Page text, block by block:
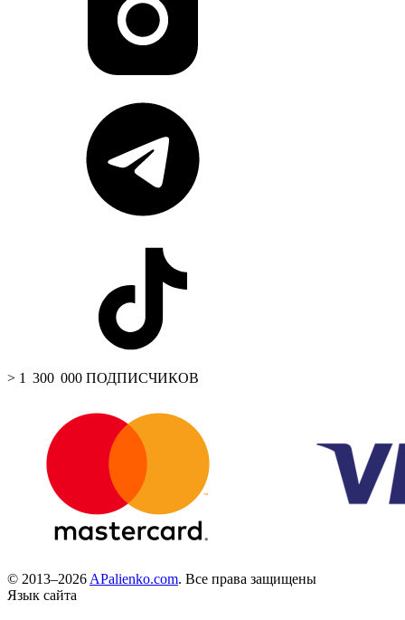
> 1 300 000 ПОДПИСЧИКОВ
© 2013–2026 APalienko.com. Все права защищены
Язык сайта